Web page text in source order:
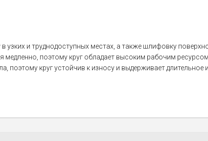
узких и труднодоступных местах, а также шлифовку
поэтому круг обладает высоким рабочим ресурсом.
поэтому круг устойчив к износу и выдерживает длительное